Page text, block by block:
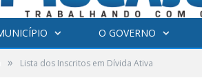
O GOVERNO
» Lista dos Inscritos em Dívida Ativa